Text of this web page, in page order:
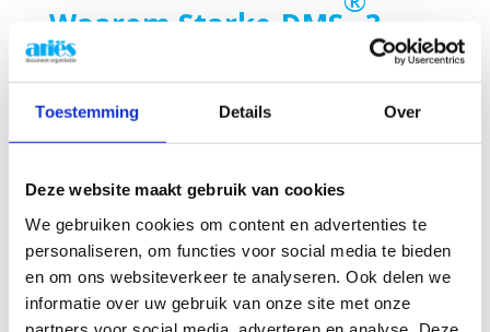
Toestemming Details Over
Deze website maakt gebruik van cookies
We gebruiken cookies om content en advertenties te
personaliseren, om functies voor social media te bieden
en om ons websiteverkeer te analyseren. Ook delen we
informatie over uw gebruik van onze site met onze
Waarom Starke-DMS ?
Uw documenten op al uw
consulteert en beheert u uw
documenten op de PC, de tablet of elke
Smartphone.